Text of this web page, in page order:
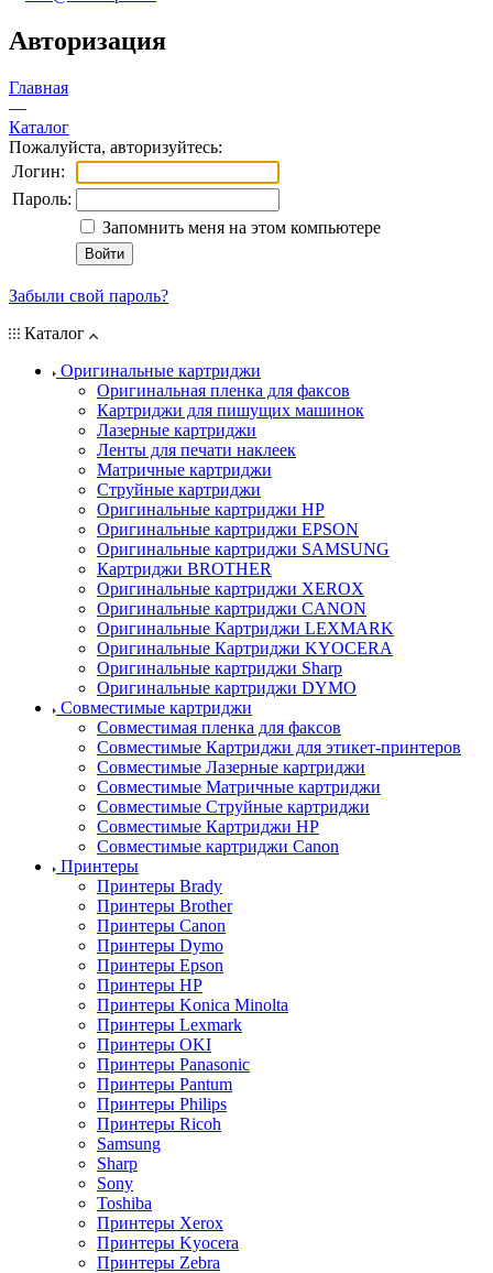
Авторизация
Главная
—
Каталог
Пожалуйста, авторизуйтесь:
Логин:
Пароль:
Запомнить меня на этом компьютере
Забыли свой пароль?
Каталог
Оригинальные картриджи
Оригинальная пленка для факсов
Картриджи для пишущих машинок
Лазерные картриджи
Ленты для печати наклеек
Матричные картриджи
Струйные картриджи
Оригинальные картриджи HP
Оригинальные картриджи EPSON
Оригинальные картриджи SAMSUNG
Картриджи BROTHER
Оригинальные картриджи XEROX
Оригинальные картриджи CANON
Оригинальные Картриджи LEXMARK
Оригинальные Картриджи KYOCERA
Оригинальные картриджи Sharp
Оригинальные картриджи DYMO
Совместимые картриджи
Совместимая пленка для факсов
Совместимые Картриджи для этикет-принтеров
Совместимые Лазерные картриджи
Совместимые Матричные картриджи
Совместимые Струйные картриджи
Совместимые Картриджи HP
Совместимые картриджи Canon
Принтеры
Принтеры Brady
Принтеры Brother
Принтеры Canon
Принтеры Dymo
Принтеры Epson
Принтеры HP
Принтеры Konica Minolta
Принтеры Lexmark
Принтеры OKI
Принтеры Panasonic
Принтеры Pantum
Принтеры Philips
Принтеры Ricoh
Samsung
Sharp
Sony
Toshiba
Принтеры Xerox
Принтеры Kyocera
Принтеры Zebra